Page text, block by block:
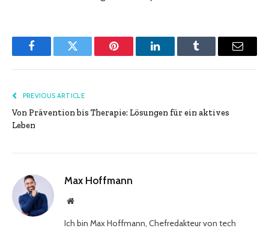
FacebookTwitter Pinterest LinkedInTumblr Email
PREVIOUS ARTICLE
Von Prävention bis Therapie: Lösungen für ein aktives
Leben
Max Hoffmann
Website
Ich bin Max Hoffmann, Chefredakteur von tech